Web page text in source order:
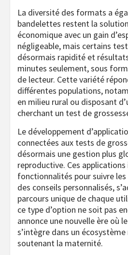
La diversité des formats a
bandelettes restent la
économique avec un gain
négligeable, mais certains
désormais rapidité et
minutes seulement, sous
de lecteur. Cette variété
différentes populations,
en milieu rural ou disposant
cherchant un test de
Le développement
connectées aux tests de
désormais une gestion plus
reproductive. Ces
fonctionnalités pour suivre
des conseils personnalisés,
parcours unique de chaque
ce type d’option ne soit pas
annonce une nouvelle ère où
s’intègre dans un
soutenant la maternité.